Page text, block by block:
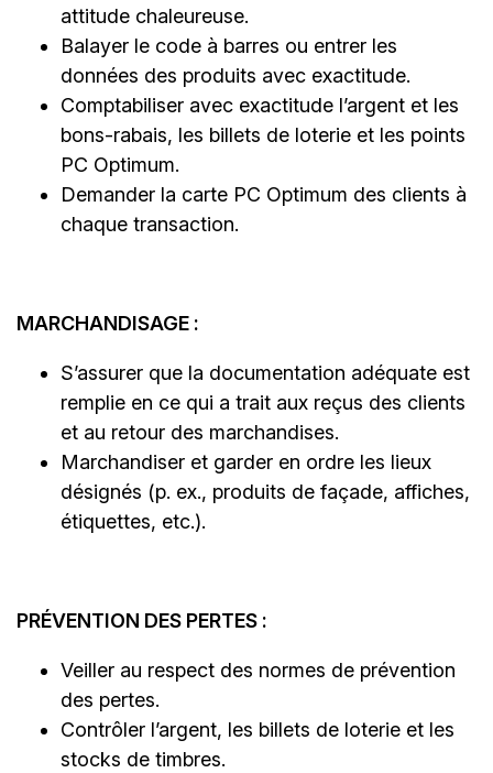
attitude chaleureuse.
Balayer le code à barres ou entrer les
données des produits avec exactitude.
Comptabiliser avec exactitude l’argent et les
bons-rabais, les billets de loterie et les points
PC Optimum.
Demander la carte PC Optimum des clients à
chaque transaction.
MARCHANDISAGE :
S’assurer que la documentation adéquate est
remplie en ce qui a trait aux reçus des clients
et au retour des marchandises.
Marchandiser et garder en ordre les lieux
désignés (p. ex., produits de façade, affiches,
étiquettes, etc.).
PRÉVENTION DES PERTES :
Veiller au respect des normes de prévention
des pertes.
Contrôler l’argent, les billets de loterie et les
stocks de timbres.